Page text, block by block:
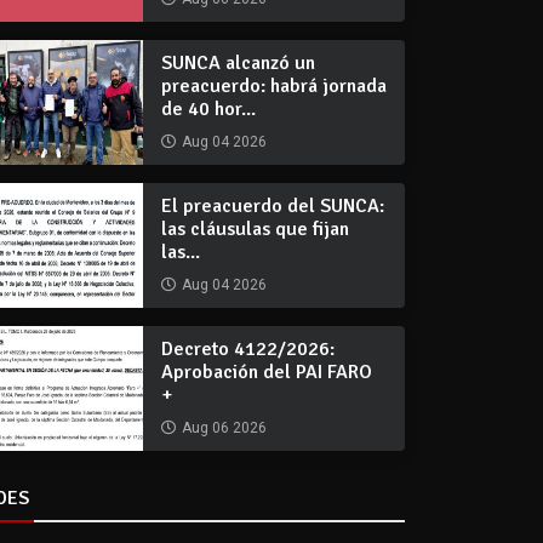
SUNCA alcanzó un
preacuerdo: habrá jornada
de 40 hor...
Aug 04 2026
El preacuerdo del SUNCA:
las cláusulas que fijan
las...
Aug 04 2026
Decreto 4122/2026:
Aprobación del PAI FARO
+
Aug 06 2026